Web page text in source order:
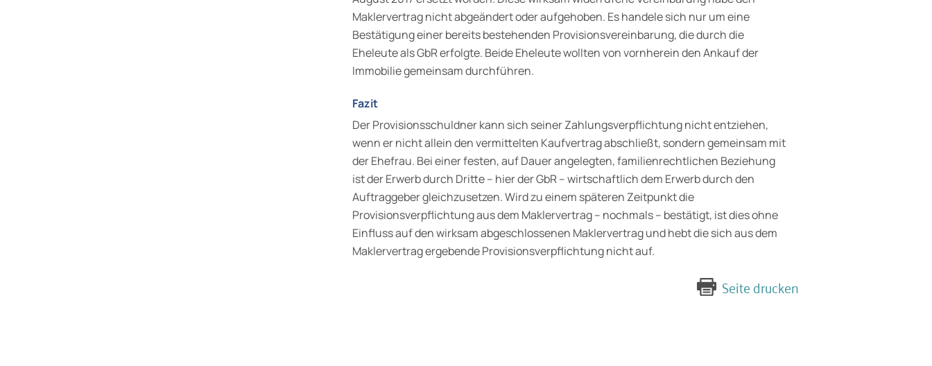
Makler­vertrag nicht abgeändert oder aufgehoben. Es handele sich nur um eine
Bestätigung einer bereits bestehenden Provisionsvereinbarung, die durch die
Eheleute als GbR erfolgte. Beide Eheleute wollten von vornherein den Ankauf der
Immobilie gemeinsam durchführen.
Fazit
Der Provisionsschuldner kann sich seiner Zahlungsverpflichtung nicht entziehen,
wenn er nicht allein den vermittelten Kaufvertrag abschließt, sondern gemeinsam mit
der Ehefrau. Bei einer festen, auf Dauer angelegten, familienrechtlichen Beziehung
ist der Erwerb durch Dritte – hier der GbR – wirtschaftlich dem Erwerb durch den
Auftraggeber gleichzusetzen. Wird zu einem späteren Zeitpunkt die
Provisionsverpflichtung aus dem Maklervertrag – nochmals – bestätigt, ist dies ohne
Einfluss auf den wirksam abgeschlossenen Maklervertrag und hebt die sich aus dem
Maklervertrag ergebende Provisionsverpflichtung nicht auf.
Seite drucken